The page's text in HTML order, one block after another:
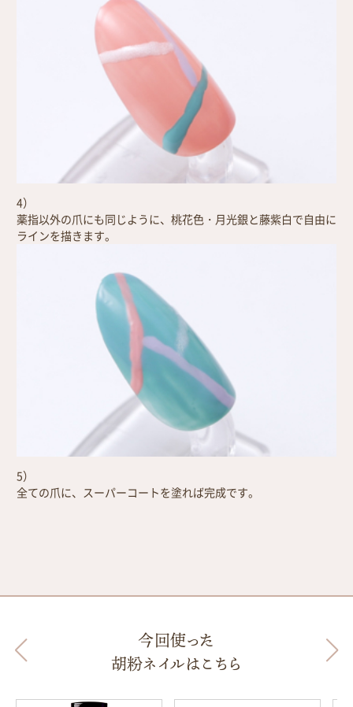
4）
薬指以外の爪にも同じように、桃花色・月光銀と藤紫白で自由に
ラインを描きます。
5）
全ての爪に、スーパーコートを塗れば完成です。
今回使った
胡粉ネイルはこちら